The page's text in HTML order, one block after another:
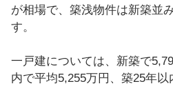
が相場で、築浅物件は新築並
す。
一戸建については、新築で
内で平均5,255万円、築25年